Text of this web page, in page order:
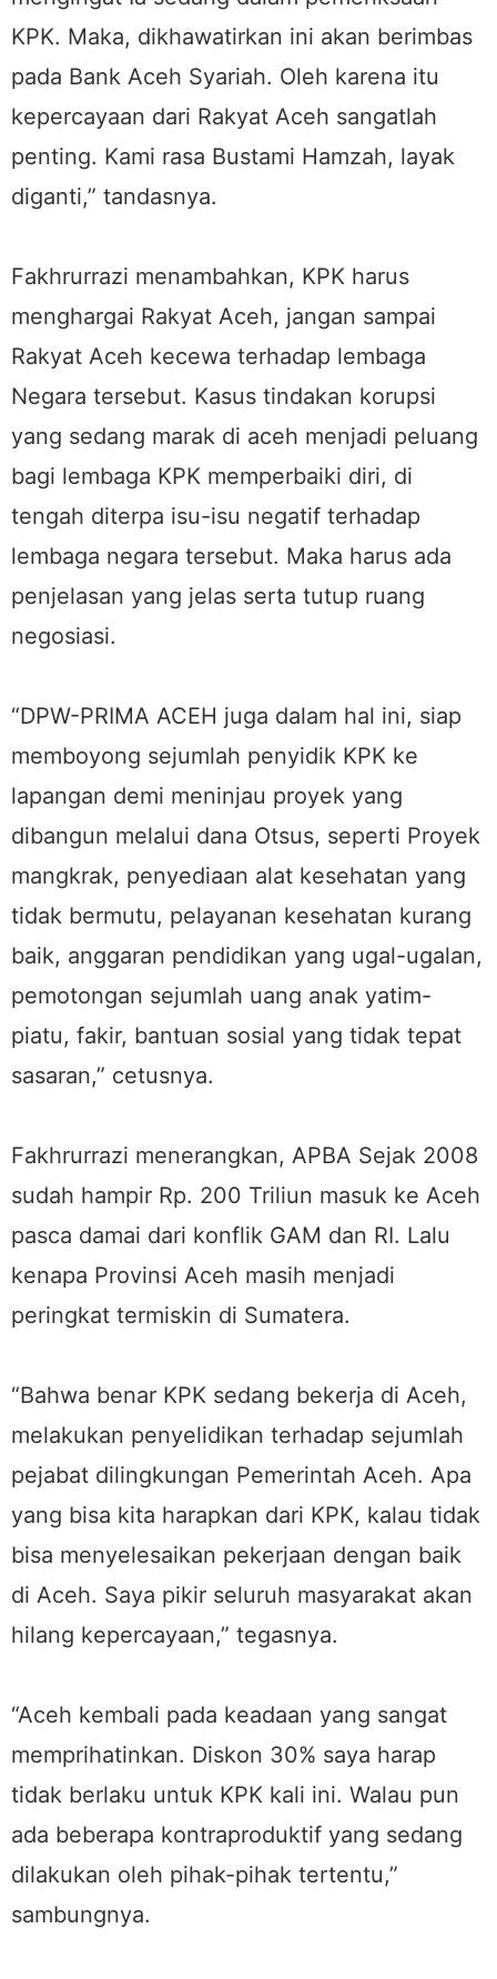
KPK. Maka, dikhawatirkan ini akan berimbas
pada Bank Aceh Syariah. Oleh karena itu
kepercayaan dari Rakyat Aceh sangatlah
penting. Kami rasa Bustami Hamzah, layak
diganti,” tandasnya.
Fakhrurrazi menambahkan, KPK harus
menghargai Rakyat Aceh, jangan sampai
Rakyat Aceh kecewa terhadap lembaga
Negara tersebut. Kasus tindakan korupsi
yang sedang marak di aceh menjadi peluang
bagi lembaga KPK memperbaiki diri, di
tengah diterpa isu-isu negatif terhadap
lembaga negara tersebut. Maka harus ada
penjelasan yang jelas serta tutup ruang
negosiasi.
“DPW-PRIMA ACEH juga dalam hal ini, siap
memboyong sejumlah penyidik KPK ke
lapangan demi meninjau proyek yang
dibangun melalui dana Otsus, seperti Proyek
mangkrak, penyediaan alat kesehatan yang
tidak bermutu, pelayanan kesehatan kurang
baik, anggaran pendidikan yang ugal-ugalan,
pemotongan sejumlah uang anak yatim-
piatu, fakir, bantuan sosial yang tidak tepat
sasaran,” cetusnya.
Fakhrurrazi menerangkan, APBA Sejak 2008
sudah hampir Rp. 200 Triliun masuk ke Aceh
pasca damai dari konflik GAM dan RI. Lalu
kenapa Provinsi Aceh masih menjadi
peringkat termiskin di Sumatera.
“Bahwa benar KPK sedang bekerja di Aceh,
melakukan penyelidikan terhadap sejumlah
pejabat dilingkungan Pemerintah Aceh. Apa
yang bisa kita harapkan dari KPK, kalau tidak
bisa menyelesaikan pekerjaan dengan baik
di Aceh. Saya pikir seluruh masyarakat akan
hilang kepercayaan,” tegasnya.
“Aceh kembali pada keadaan yang sangat
memprihatinkan. Diskon 30% saya harap
tidak berlaku untuk KPK kali ini. Walau pun
ada beberapa kontraproduktif yang sedang
dilakukan oleh pihak-pihak tertentu,”
sambungnya.